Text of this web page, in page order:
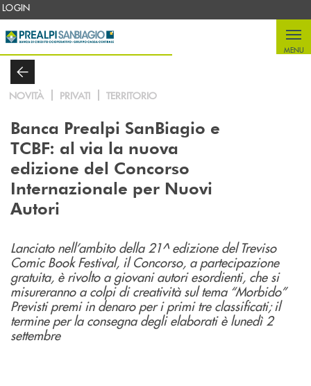
Salta al contenuto principale
LOGIN
MENU
NOVITÀ PRIVATI TERRITORIO
Banca Prealpi SanBiagio e
TCBF: al via la nuova
edizione del Concorso
Internazionale per Nuovi
Autori
Lanciato nell’ambito della 21^ edizione del Treviso
Comic Book Festival, il Concorso, a partecipazione
gratuita, è rivolto a giovani autori esordienti, che si
misureranno a colpi di creatività sul tema “Morbido”
Previsti premi in denaro per i primi tre classificati; il
termine per la consegna degli elaborati è lunedì 2
settembre